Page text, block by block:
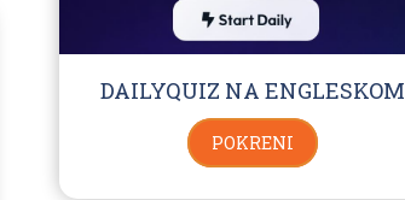
DAILYQUIZ NA ENGLESKOM
POKRENI